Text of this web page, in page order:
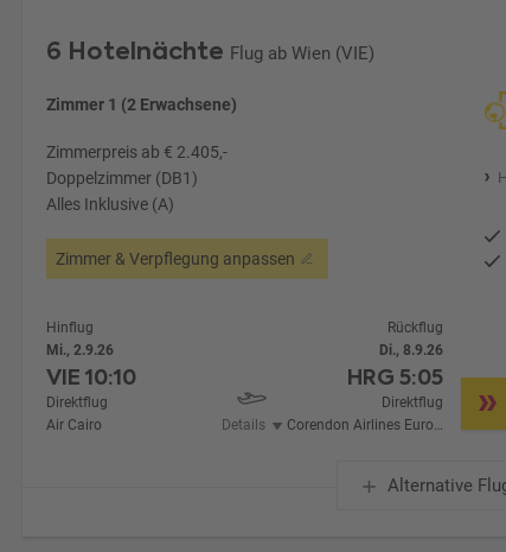
6 Hotelnächte Flug ab Wien (VIE)
Zimmer 1 (2 Erwachsene)
Zimmerpreis ab € 2.405,-
Doppelzimmer (DB1)
Alles Inklusive (A)
Zimmer & Verpflegung anpassen
Hinflug
Mi., 2.9.26
VIE10:10
Direktflug
Air Cairo
Details
Rückflug
Di., 8.9.26
HRG5:05
Direktflug
Corendon Airlines Europe
Alternative